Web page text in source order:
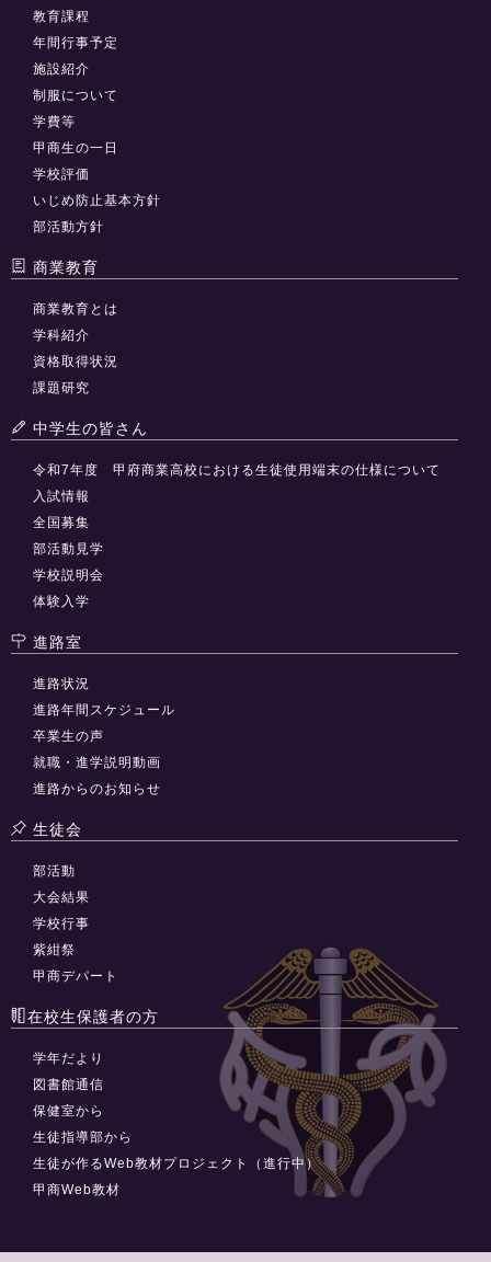
教育課程
年間行事予定
施設紹介
制服について
学費等
甲商生の一日
学校評価
いじめ防止基本方針
部活動方針
商業教育
商業教育とは
学科紹介
資格取得状況
課題研究
中学生の皆さん
令和7年度 甲府商業高校における生徒使用端末の仕様について
入試情報
全国募集
部活動見学
学校説明会
体験入学
進路室
進路状況
進路年間スケジュール
卒業生の声
就職・進学説明動画
進路からのお知らせ
生徒会
部活動
大会結果
学校行事
紫紺祭
甲商デパート
在校生保護者の方
学年だより
図書館通信
保健室から
生徒指導部から
生徒が作るWeb教材プロジェクト（進行中）
甲商Web教材